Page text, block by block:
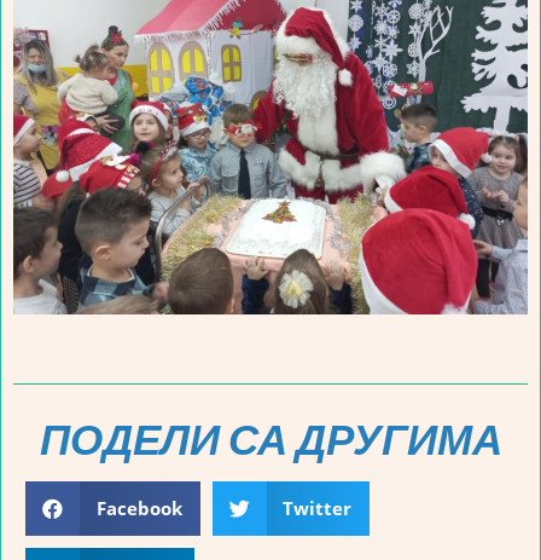
ПОДЕЛИ СА ДРУГИМА
Facebook Twitter